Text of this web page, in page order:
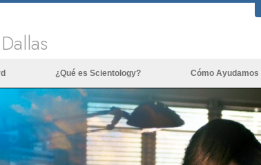
Dallas
¿Qué es Scientology?
Creencias y Prácticas
Credos y Códigos de Scientology
Qué dicen los Scientologists acerca
de Scientology
Cómo Ayudamos